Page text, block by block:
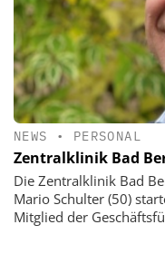
NEWS • PERSONAL
Zentralklinik Bad
Die Zentralklinik Bad
Mario Schulter (50)
Mitglied der